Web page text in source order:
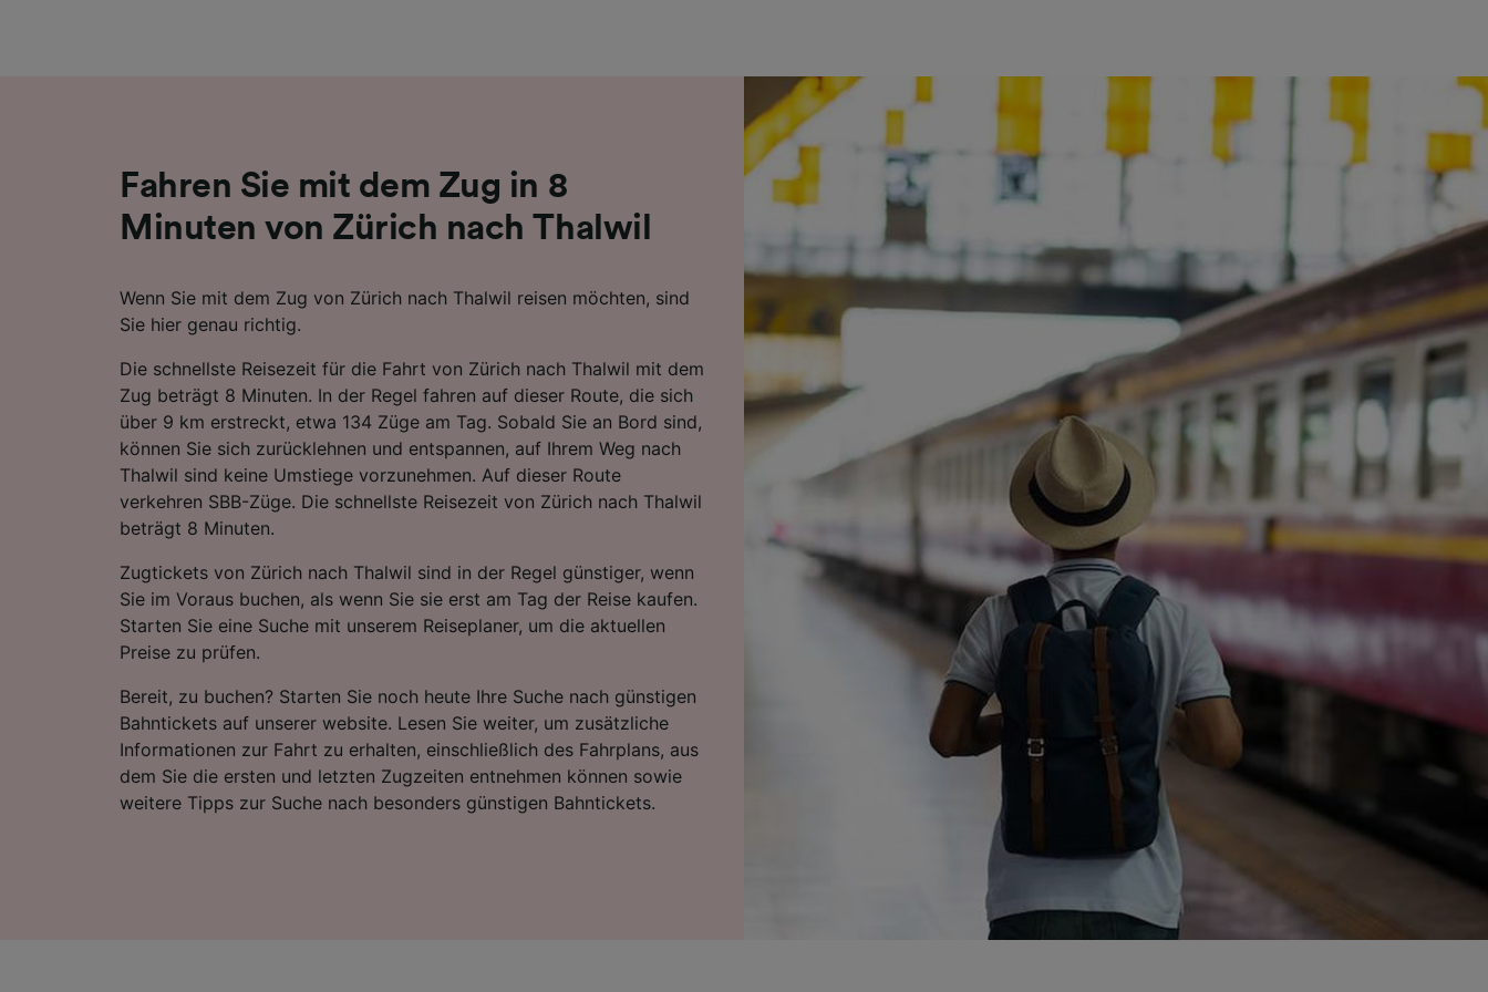
Fahren Sie mit dem Zug in 8
Minuten von Zürich nach Thalwil
Wenn Sie mit dem Zug von Zürich nach Thalwil reisen möchten, sind
Sie hier genau richtig.
Die schnellste Reisezeit für die Fahrt von Zürich nach Thalwil mit dem
Zug beträgt 8 Minuten. In der Regel fahren auf dieser Route, die sich
über 9 km erstreckt, etwa 134 Züge am Tag. Sobald Sie an Bord sind,
können Sie sich zurücklehnen und entspannen, auf Ihrem Weg nach
Thalwil sind keine Umstiege vorzunehmen. Auf dieser Route
verkehren SBB-Züge. Die schnellste Reisezeit von Zürich nach Thalwil
beträgt 8 Minuten.
Zugtickets von Zürich nach Thalwil sind in der Regel günstiger, wenn
Sie im Voraus buchen, als wenn Sie sie erst am Tag der Reise kaufen.
Starten Sie eine Suche mit unserem Reiseplaner, um die aktuellen
Preise zu prüfen.
Bereit, zu buchen? Starten Sie noch heute Ihre Suche nach günstigen
Bahntickets auf unserer website. Lesen Sie weiter, um zusätzliche
Informationen zur Fahrt zu erhalten, einschließlich des Fahrplans, aus
dem Sie die ersten und letzten Zugzeiten entnehmen können sowie
weitere Tipps zur Suche nach besonders günstigen Bahntickets.